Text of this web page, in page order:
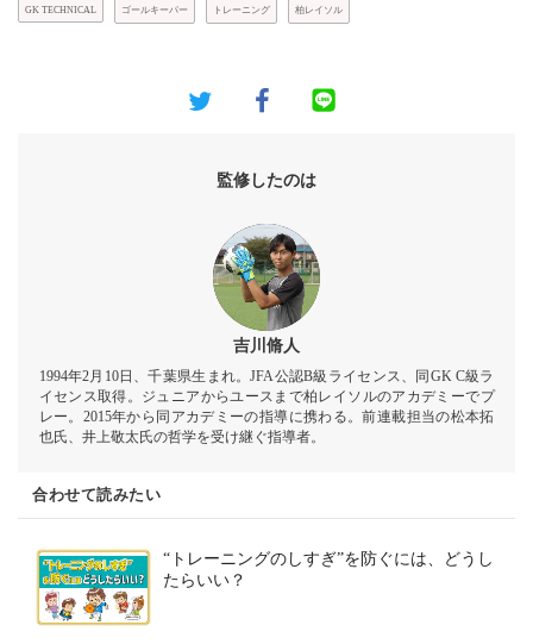
GK TECHNICAL ゴールキーパー トレーニング 柏レイソル
監修したのは
吉川脩人
1994年2月10日、千葉県生まれ。JFA公認B級ライセンス、同GK C級ラ
イセンス取得。ジュニアからユースまで柏レイソルのアカデミーでプ
レー。2015年から同アカデミーの指導に携わる。前連載担当の松本拓
也氏、井上敬太氏の哲学を受け継ぐ指導者。
合わせて読みたい
“トレーニングのしすぎ”を防ぐには、どうし
たらいい？